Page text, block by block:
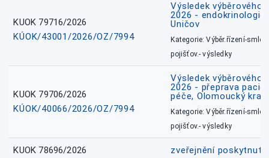
KUOK 79716/2026
KÚOK/43001/2026/OZ/7994
Výsledek výběrového
2026 - endokrinologie
Uničov
Kategorie: Výběr.řízení-
pojišťov.- výsledky
KUOK 79706/2026
KÚOK/40066/2026/OZ/7994
Výsledek výběrového
2026 - přeprava
péče, Olomoucký kraj
Kategorie: Výběr.řízení-
pojišťov.- výsledky
KUOK 78696/2026 zveřejnění